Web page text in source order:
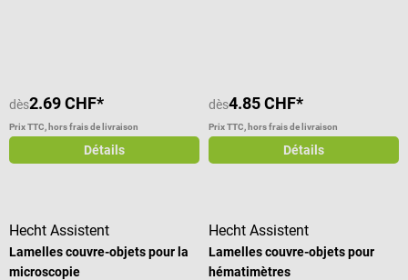
dès2.69 CHF*
Prix TTC, hors frais de livraison
Détails
dès4.85 CHF*
Prix TTC, hors frais de livraison
Détails
Hecht Assistent
Lamelles couvre-objets pour la
microscopie
Hecht Assistent
Lamelles couvre-objets pour
hématimètres